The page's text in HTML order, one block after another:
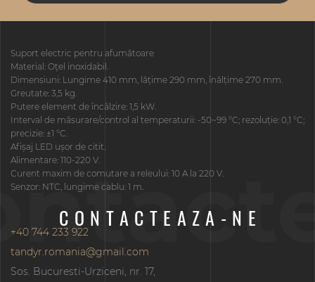
Suport electric pentru afumătoare
Material: Oțel inoxidabil.
Dimensiuni: Lungime 410 mm, lățime 290 mm, înălțime 270 mm.
Greutate: 3,5 kg.
Putere element de încălzire: 1,5 kW.
Interval de măsurare/control al temperaturii: -50~99 °C; rezoluție: 0,1 °C;
precizie: ±1 °C.
Afișaj LED ușor de citit.
Alimentare: 110-220 V.
Curent maxim de comutare a releului: 10 A la 220 V.
Senzor: NTC, lungime cablu: 1 m.
CONTACTEAZA-NE
+40 744 233 922
tandyr.romania@gmail.com
Sos. Bucuresti-Urziceni, nr. 17,